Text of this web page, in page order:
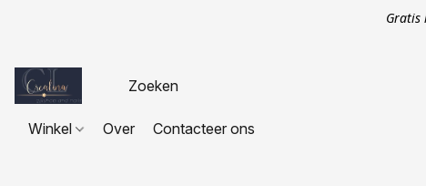
Gratis
Winkel Over Contacteer ons